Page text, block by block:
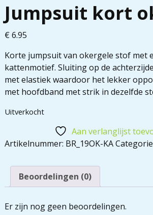
Jumpsuit kort
€ 6.95
Korte jumpsuit van okergele stof met
kattenmotief. Sluiting op de
met elastiek waardoor het lekker
met hoofdband met strik in dezelfde
Uitverkocht
Aan verlanglijst
Artikelnummer: BR_19OK-KA
Beoordelingen (0)
Er zijn nog geen beoordelingen.